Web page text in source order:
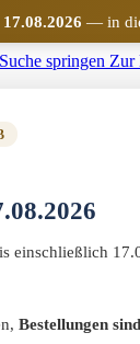
springen Zur
— in
einschließlich
Bestellungen